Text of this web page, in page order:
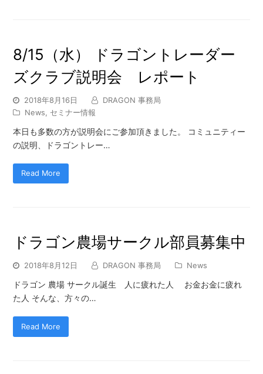
8/15（水） ドラゴントレーダー
ズクラブ説明会 レポート
2018年8月16日
DRAGON 事務局
News
セミナー情報
本日も多数の方が説明会にご参加頂きました。 コミュニティー
の説明、ドラゴントレー…
Read More
ドラゴン農場サークル部員募集中
2018年8月12日 DRAGON 事務局 News
ドラゴン 農場 サークル誕生 人に疲れた人 お金お金に疲れ
た人 そんな、方々の…
Read More